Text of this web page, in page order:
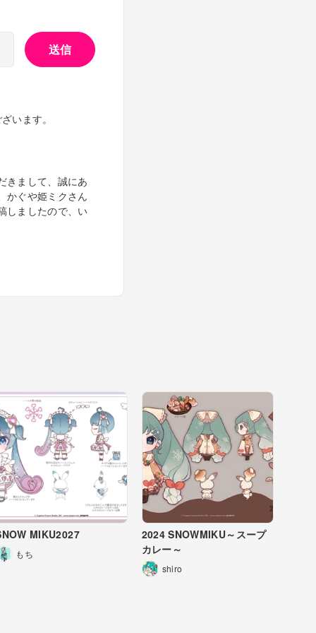
ねんどろいどぷち
ズなしのスクエア
送信
います。
きまして、誠にあ
かぐや姫ミクさん
しましたので、い
MIKU2027
もち
2024 SNOWMIKU～スープ
カレー～
shiro